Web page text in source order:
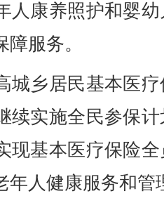
人康养照护和婴
服务。
乡居民基本医疗
续实施全民参保
现基本医疗保险
年人健康服务和管